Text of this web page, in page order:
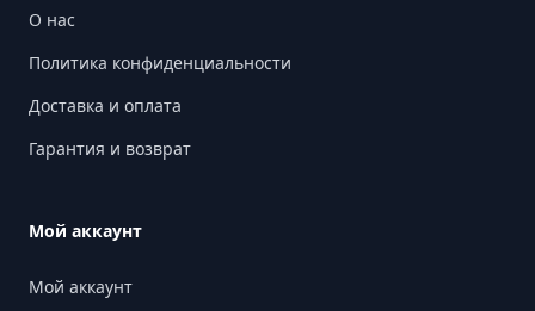
О нас
Политика конфиденциальности
Доставка и оплата
Гарантия и возврат
Мой аккаунт
Мой аккаунт